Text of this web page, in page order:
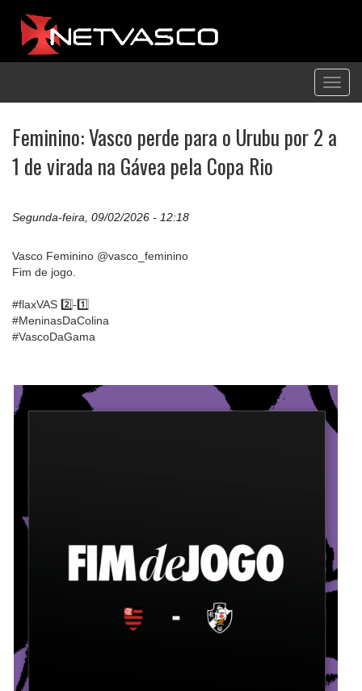
Feminino: Vasco perde para o Urubu por 2 a
1 de virada na Gávea pela Copa Rio
Segunda-feira, 09/02/2026 - 12:18
Vasco Feminino @vasco_feminino
Fim de jogo.
#flaxVAS 2️⃣-1️⃣
#MeninasDaColina
#VascoDaGama